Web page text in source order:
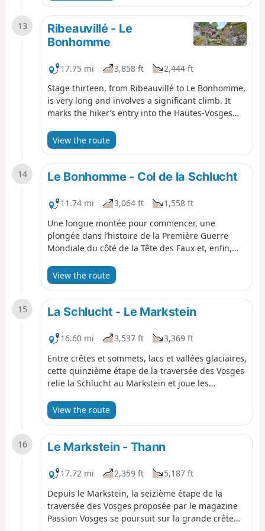
village of Thannenkirch, a final climb leads to the
steep and spectacular site of the three castles
overlooking the charming wine-growing town of
route.
13
Ribeauvillé - Le
Bonhomme
17.75 mi 3,858 ft
2,444 ft
Stage thirteen, from Ribeauvillé to Le Bonhomme,
is very long and involves a significant climb. It
marks the hiker’s entry into the Hautes-Vosges
via the Lapoutroie valley. With a mountain
atmosphere and superb views in store.
View the route
14 Le Bonhomme - Col de la Schlucht
11.74 mi 3,064 ft
1,558 ft
Une longue montée pour commencer, une
plongée dans l’histoire de la Première Guerre
Mondiale du côté de la Tête des Faux et, enfin,
du Tanet qui dominent quelques-uns des plus
beaux lacs des Hautes Vosges : Lac Blanc, Lac
Noir, Lac Vert, Lac du Forlet...
View the route
15 La Schlucht - Le Markstein
16.60 mi 3,537 ft
3,369 ft
Entre crêtes et sommets, lacs et vallées glaciaires,
cette quinzième étape de la traversée des Vosges
relie la Schlucht au Markstein et joue les
souffle. Récit de cette quinzième étape par Franck
Buchy à retrouver dans le magazine Passion
Vosges, édité par les Dernières Nouvelles d'Alsace
et L'Alsace.
View the route
16 Le Markstein - Thann
17.72 mi 2,359 ft
5,187 ft
Depuis le Markstein, la seizième étape de la
traversée des Vosges proposée par le magazine
Passion Vosges se poursuit sur la grande crête